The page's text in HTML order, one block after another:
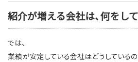
紹介が増える会社は、何をし
では、
業績が安定している会社はどうしているの